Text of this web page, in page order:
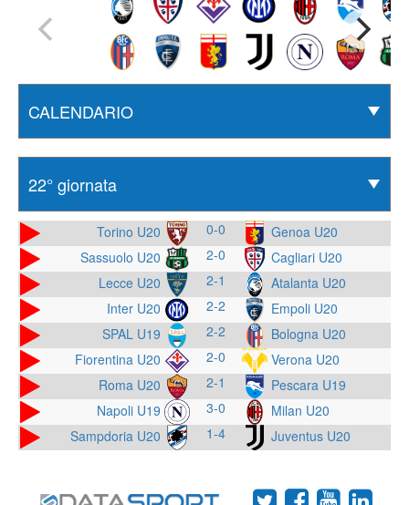
Torino U20 0-0
Genoa U20
Sassuolo U20
2-0
Cagliari U20
Lecce U20
2-1
Atalanta U20
Inter U20
2-2
Empoli U20
SPAL U19
2-2
Bologna U20
Fiorentina U20
2-0
Verona U20
Roma U20
2-1
Pescara U19
Napoli U19
3-0
Milan U20
Sampdoria U20
1-4 Juventus U20